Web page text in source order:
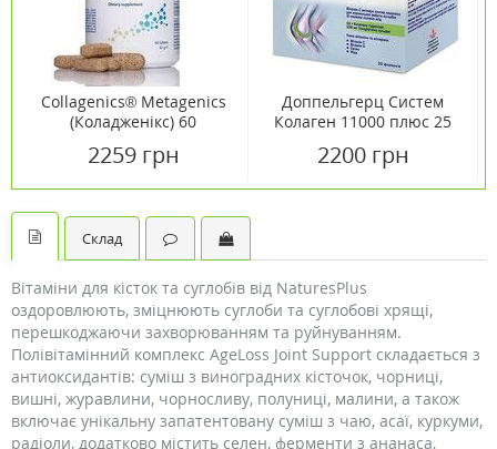
Collagenics® Metagenics
(Коладженікс) 60
2259 грн
Доппельгерц Систем
Колаген 11000 плюс 25
2200 грн
Склад
Вітаміни для кісток та суглобів від NaturesPlus
оздоровлюють, зміцнюють суглоби та суглобові хрящі,
перешкоджаючи захворюванням та руйнуванням.
Полівітамінний комплекс AgeLoss Joint Support складається з
антиоксидантів: суміш з виноградних кісточок, чорниці,
вишні, журавлини, чорносливу, полуниці, малини, а також
включає унікальну запатентовану суміш з чаю, асаї, куркуми,
радіоли, додатково містить селен, ферменти з ананаса,